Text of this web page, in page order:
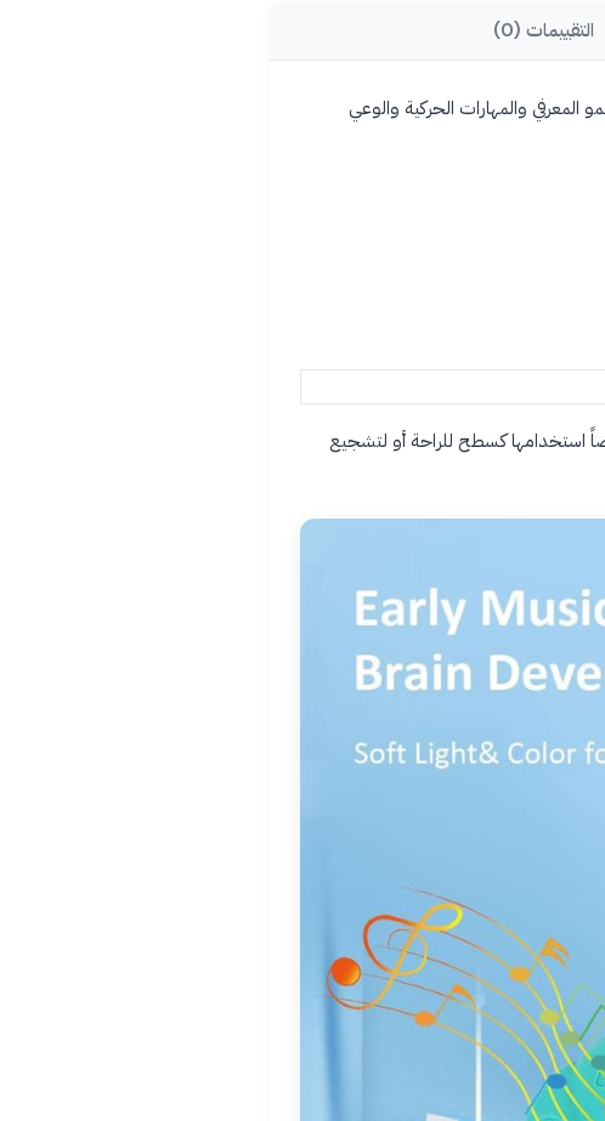
التقييمات (0)
للأطفال من الولادة وحتى 6 أشهر. فهي تشجع النمو المعرفي والمهارات الحركية والوعي
استخدامها كسطح للراحة أو لتشجيع